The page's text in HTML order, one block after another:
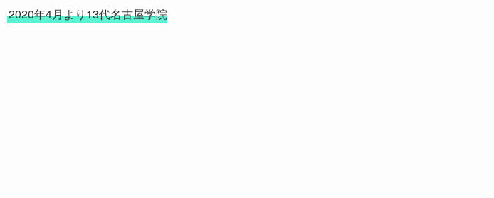
2020年4月より13代名古屋学院